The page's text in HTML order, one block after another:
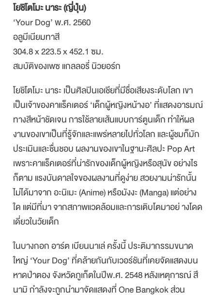
โยชิโตโมะ นาระ (ญี่ปุ่น)
‘Your Dog’ พ.ศ. 2560
อลูมีเนียมทาสี
304.8 x 223.5 x 452.1 ซม.
สมบัติของเพซ แกลลอรี่ นิวยอร์ก
โยชิโตโมะ นาระ เป็นศิลปินเอเชียที่มีชื่อเสียงระดับโลก เขา
เป็นเจ้าของคาแร็คเตอร์ ‘เด็กผู้หญิงหน้างอ’ ที่แสดงอารมณ์
ทางสีหน้าชัดเจน การใช้ลายเส้นแบบการ์ตูนเด็ก ทำให้ผล
งานของเขาเป็นที่รู้จักและแพร่หลายไปทั่วโลก และผู้ชมก็มัก
ประเมินและชื่นชอบ ผลงานของเขาในฐานะศิลปะ Pop Art
เพราะคาแร็คเตอร์ที่น่ารักของเด็กผู้หญิงหรือสุนัข อย่างไร
ก็ตาม แรงบันดาลใจของผลงานที่ดูง่าย สวยงามน่ารักนั้น
ไม่ได้มาจาก อะนิเมะ (Anime) หรือมังงะ (Manga) แต่อย่าง
ใด แต่มีที่มา จากสภาพแวดล้อมและการเติบโตมาอย่ างโดด
เดี่ยวในวัยเด็ก
ในบางกอก อาร์ต เบียนนาเล่ ครั้งนี้ ประติมากรรมขนาด
ใหญ่ ‘Your Dog’ ที่คล้ายกันกับเวอร์ชันที่เคยจัดแสดงบน
หาดป่าตอง จังหวัดภูเก็ตในปีพ.ศ. 2548 หลังเหตุการณ์ สึ
นามิ กำลังจะถูกนำมาจัดแสดงที่ One Bangkok ส่วน